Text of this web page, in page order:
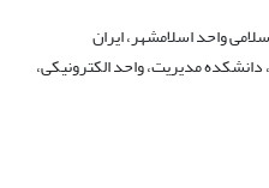
واحد اسلامشهر، ایران
مدیریت، واحد الکترونیکی،